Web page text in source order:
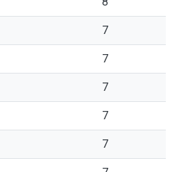
7
7
7
7
7